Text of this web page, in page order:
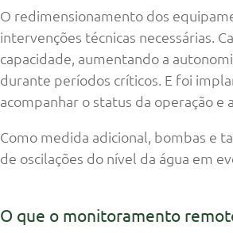
O redimensionamento dos
intervenções técnicas necessárias.
capacidade, aumentando a
durante períodos críticos. E foi
acompanhar o status da operação e
Como medida adicional, bombas e
de oscilações do nível da água em
O que o monitoramento